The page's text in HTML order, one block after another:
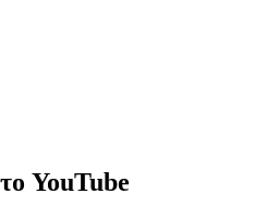
YouTube